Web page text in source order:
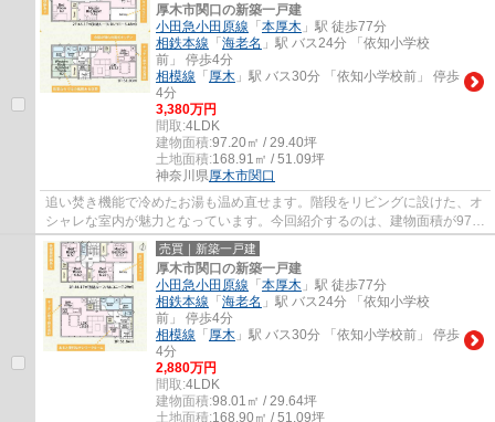
厚木市関口の新築一戸建
小田急小田原線 「 本厚木 」駅 徒歩77分
相鉄本線 「 海老名 」駅 バス24分 「依知小学校
前」 停歩4分
相模線 「 厚木 」駅 バス30分 「依知小学校前」 停歩
4分
3,380万円
間取:4LDK
建物面積:97.20㎡ / 29.40坪
土地面積:168.91㎡ / 51.09坪
神奈川県厚木市関口
追い焚き機能で冷めたお湯も温め直せます。階段をリビングに設けた、オ
シャレな室内が魅力となっています。今回紹介するのは、建物面積が97.2
平米。大人数でも不自由なく楽しめる、15...
売買｜新築一戸建
厚木市関口の新築一戸建
小田急小田原線 「 本厚木 」駅 徒歩77分
相鉄本線 「 海老名 」駅 バス24分 「依知小学校
前」 停歩4分
相模線 「 厚木 」駅 バス30分 「依知小学校前」 停歩
4分
2,880万円
間取:4LDK
建物面積:98.01㎡ / 29.64坪
土地面積:168.90㎡ / 51.09坪